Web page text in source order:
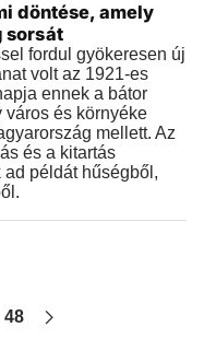
döntése, amely
sorsát
fordul gyökeresen új
volt az 1921-es
ennek a bátor
város és környéke
mellett. Az
és a kitartás
példát hűségből,
48